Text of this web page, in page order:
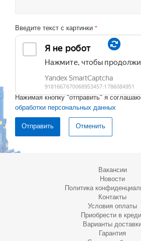
Введите текст с картинки *
Нажимая кнопку "отправить" я
обработки персональных данных
Отменить
Вакансии
Новости
Политика
Контакты
Условия оплаты
Приобрести в
Варианты
Гарантия